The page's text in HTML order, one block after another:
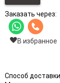
Заказать через:
В избранное
Способ доставки